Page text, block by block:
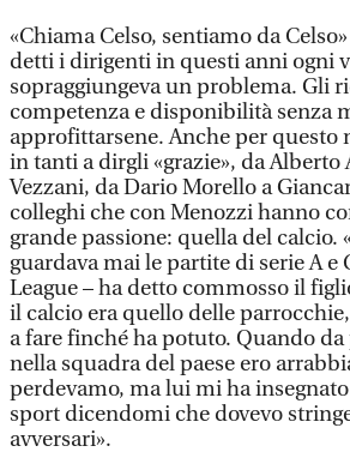
«Chiama Celso, sentiamo da
detti i dirigenti in questi anni ogni
sopraggiungeva un problema. Gli
competenza e disponibilità senza
approfittarsene. Anche per questo
in tanti a dirgli «grazie», da Alberto
Vezzani, da Dario Morello a
colleghi che con Menozzi hanno
grande passione: quella del calcio.
guardava mai le partite di serie A e
League – ha detto commosso il
il calcio era quello delle
a fare finché ha potuto. Quando
nella squadra del paese ero
perdevamo, ma lui mi ha
sport dicendomi che dovevo
avversari».